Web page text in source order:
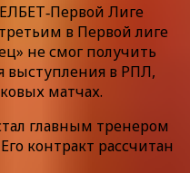
Лиге
в Первой лиге
не смог получить
в РПЛ,
матчах.
главным тренером
контракт рассчитан